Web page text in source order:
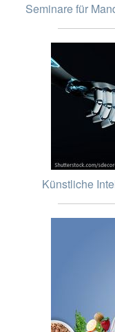
Seminare für
Künstliche